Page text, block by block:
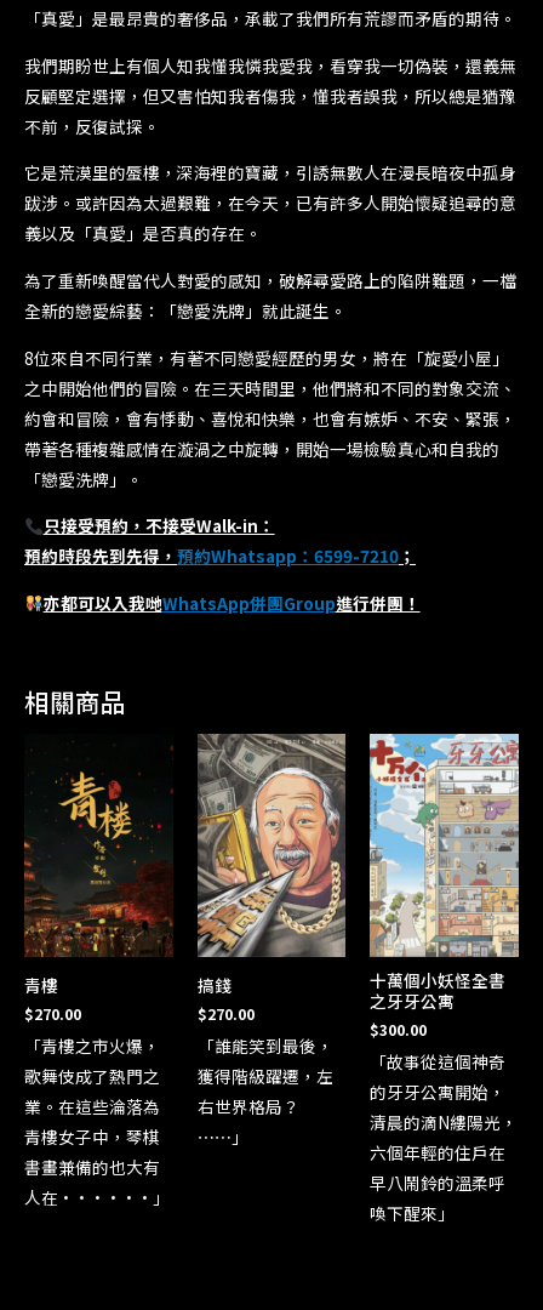
「真愛」是最昂貴的奢侈品，承載了我們所有荒謬而矛盾的期待。
我們期盼世上有個人知我懂我憐我愛我，看穿我一切偽裝，還義無
反顧堅定選擇，但又害怕知我者傷我，懂我者誤我，所以總是猶豫
不前，反復試探。
它是荒漠里的蜃樓，深海裡的寶藏，引誘無數人在漫長暗夜中孤身
跋涉。或許因為太過艱難，在今天，已有許多人開始懷疑追尋的意
義以及「真愛」是否真的存在。
為了重新喚醒當代人對愛的感知，破解尋愛路上的陷阱難題，一檔
全新的戀愛綜藝：「戀愛洗牌」就此誕生。
8位來自不同行業，有著不同戀愛經歷的男女，將在「旋愛小屋」
之中開始他們的冒險。在三天時間里，他們將和不同的對象交流、
約會和冒險，會有悸動、喜悅和快樂，也會有嫉妒、不安、緊張，
帶著各種複雜感情在漩渦之中旋轉，開始一場檢驗真心和自我的
「戀愛洗牌」。
只接受預約，不接受Walk-in：
預約時段先到先得， 預約Whatsapp：6599-7210 ；
亦都可以入我哋WhatsApp併團Group進行併團！
相關商品
青樓
$270.00
「青樓之市火爆，
歌舞伎成了熱門之
業。在這些淪落為
青樓女子中，琴棋
書畫兼備的也大有
人在······」
搞錢
$270.00
「誰能笑到最後，
獲得階級躍遷，左
右世界格局？
⋯⋯」
十萬個小妖怪全書
之牙牙公寓
$300.00
「故事從這個神奇
的牙牙公寓開始，
清晨的滴N縷陽光，
六個年輕的住戶在
早八鬧鈴的溫柔呼
喚下醒來」